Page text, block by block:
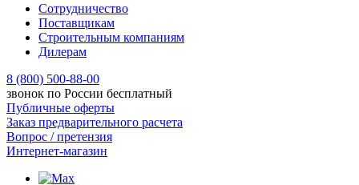
Сотрудничество
Поставщикам
Строительным компаниям
Дилерам
8 (800) 500-88-00
звонок по России бесплатный
Публичные оферты
Заказ предварительного расчета
Вопрос / претензия
Интернет-магазин